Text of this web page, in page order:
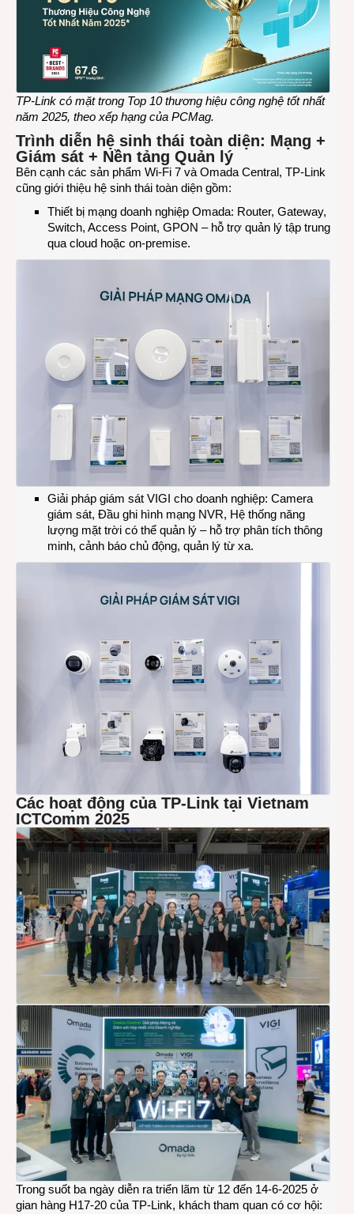
TP-Link có mặt trong Top 10 thương hiệu công nghệ tốt nhất
năm 2025, theo xếp hạng của PCMag.
Trình diễn hệ sinh thái toàn diện: Mạng +
Giám sát + Nền tảng Quản lý
Bên cạnh các sản phẩm Wi-Fi 7 và Omada Central, TP-Link
cũng giới thiệu hệ sinh thái toàn diện gồm:
Thiết bị mạng doanh nghiệp Omada: Router, Gateway,
Switch, Access Point, GPON – hỗ trợ quản lý tập trung
qua cloud hoặc on-premise.
Giải pháp giám sát VIGI cho doanh nghiệp: Camera
giám sát, Đầu ghi hình mạng NVR, Hệ thống năng
lượng mặt trời có thể quản lý – hỗ trợ phân tích thông
minh, cảnh báo chủ động, quản lý từ xa.
Các hoạt động của TP-Link tại Vietnam
ICTComm 2025
Trong suốt ba ngày diễn ra triển lãm từ 12 đến 14-6-2025 ở
gian hàng H17-20 của TP-Link, khách tham quan có cơ hội: